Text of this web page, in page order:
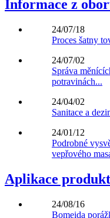
Informace z
24/07/18
Proces šatny
24/07/02
Správa
potravinách...
24/04/02
Sanitace a
24/01/12
Podrobné
vepřového
Aplikace
24/08/16
Bomeida